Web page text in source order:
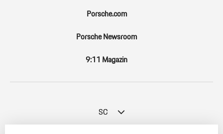
Porsche.com
Porsche Newsroom
9:11 Magazin
SC